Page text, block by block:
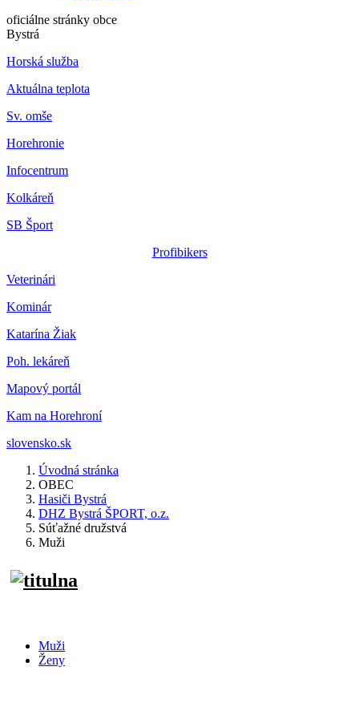
oficiálne stránky obce
Bystrá
Horská služba
Aktuálna teplota
Sv. omše
Horehronie
Infocentrum
Kolkáreň
SB Šport
Profibikers
Veterinári
Kominár
Katarína Žiak
Poh. lekáreň
Mapový portál
Kam na Horehroní
slovensko.sk
Úvodná stránka
OBEC
Hasiči Bystrá
DHZ Bystrá ŠPORT, o.z.
Súťažné družstvá
Muži
Muži
Ženy